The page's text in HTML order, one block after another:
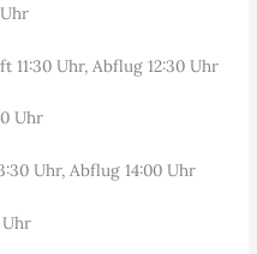
Uhr, Abflug 12:30 Uhr
Uhr
Uhr, Abflug 14:00 Uhr